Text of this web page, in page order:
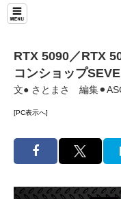
RTX 5090／RTX
コンショップ
文● さとまさ 編集
[PC表示へ]